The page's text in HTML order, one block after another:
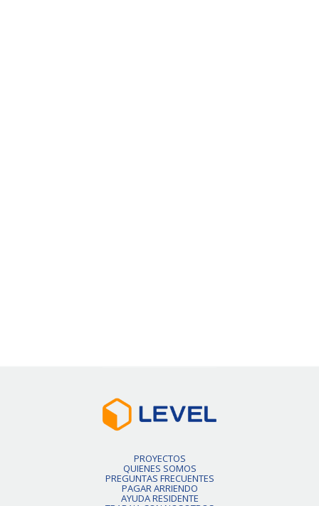
PROYECTOS
QUIENES SOMOS
PREGUNTAS FRECUENTES
PAGAR ARRIENDO
AYUDA RESIDENTE